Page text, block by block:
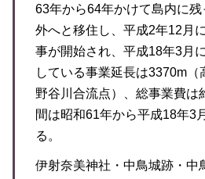
63年から64年かけて島内に
外へと移住し、平成2年12月
事が開始され、平成18年3月
している事業延長は3370m（
野谷川合流点）、総事業費は
間は昭和61年から平成18年3
る。
伊射奈美神社・中鳥城跡・中